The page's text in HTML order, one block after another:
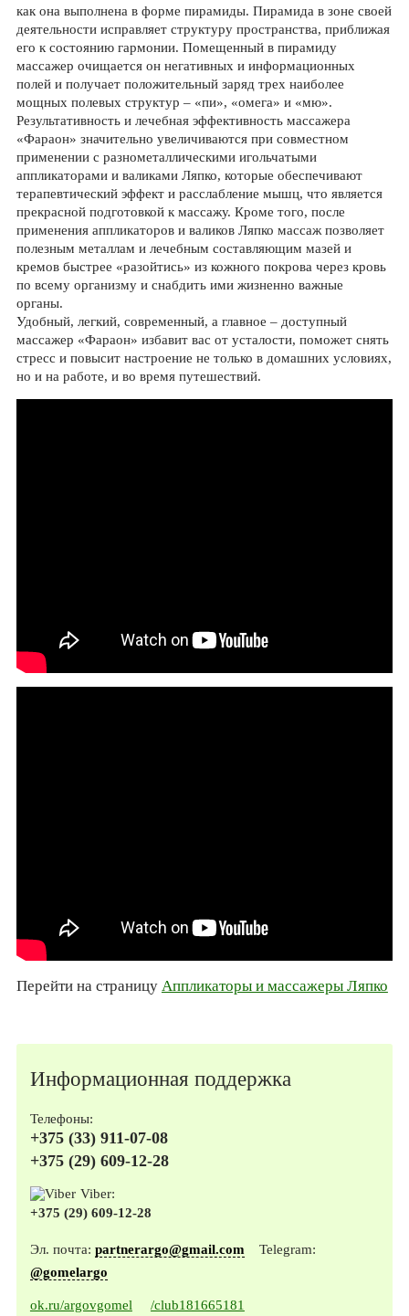
как она выполнена в форме пирамиды. Пирамида в зоне своей
деятельности исправляет структуру пространства, приближая
его к состоянию гармонии. Помещенный в пирамиду
массажер очищается он негативных и информационных
полей и получает положительный заряд трех наиболее
мощных полевых структур – «пи», «омега» и «мю».
Результативность и лечебная эффективность массажера
«Фараон» значительно увеличиваются при совместном
применении с разнометаллическими игольчатыми
аппликаторами и валиками Ляпко, которые обеспечивают
терапевтический эффект и расслабление мышц, что является
прекрасной подготовкой к массажу. Кроме того, после
применения аппликаторов и валиков Ляпко массаж позволяет
полезным металлам и лечебным составляющим мазей и
кремов быстрее «разойтись» из кожного покрова через кровь
по всему организму и снабдить ими жизненно важные
органы.
Удобный, легкий, современный, а главное – доступный
массажер «Фараон» избавит вас от усталости, поможет снять
стресс и повысит настроение не только в домашних условиях,
но и на работе, и во время путешествий.
Перейти на страницу Аппликаторы и массажеры Ляпко
Информационная поддержка
Телефоны:
+375 (33) 911-07-08
+375 (29) 609-12-28
Viber:
+375 (29) 609-12-28
Эл. почта: partnerargo@gmail.com Telegram:
@gomelargo
ok.ru/argovgomel
/club181665181